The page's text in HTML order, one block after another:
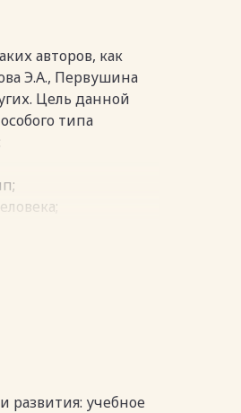
советского
авторов, как
Э.А., Первушина
Цель данной
типа
заключения,
развития: учебное